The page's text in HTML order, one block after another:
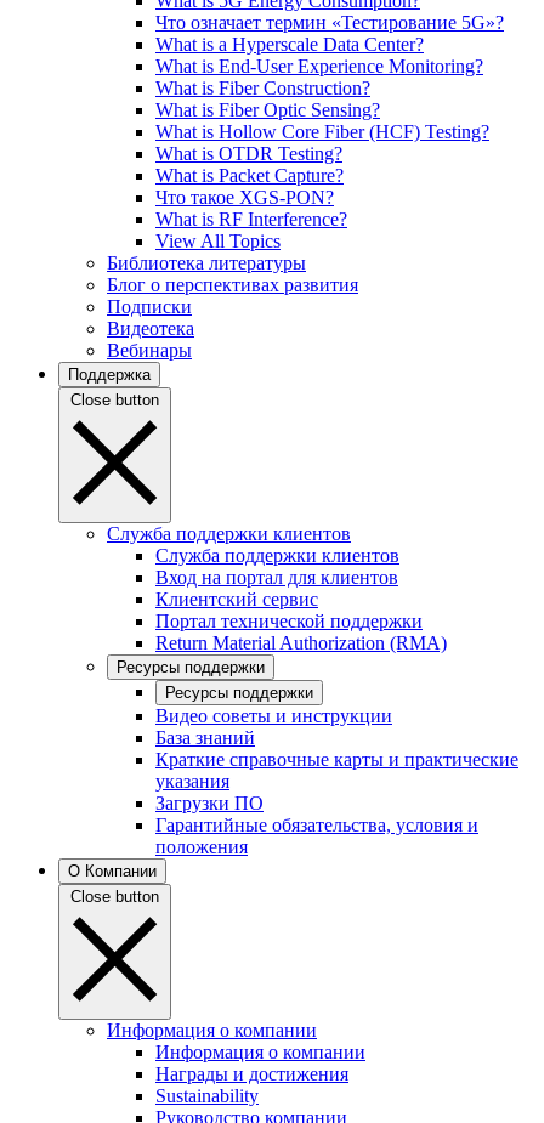
Что означает термин «Тестирование 5G»?
What is a Hyperscale Data Center?
What is End-User Experience Monitoring?
What is Fiber Construction?
What is Fiber Optic Sensing?
What is Hollow Core Fiber (HCF) Testing?
What is OTDR Testing?
What is Packet Capture?
Что такое XGS-PON?
What is RF Interference?
View All Topics
Библиотека литературы
Блог о перспективах развития
Подписки
Видеотека
Вебинары
Поддержка
Close button
Служба поддержки клиентов
Служба поддержки клиентов
Вход на портал для клиентов
Клиентский сервис
Портал технической поддержки
Return Material Authorization (RMA)
Ресурсы поддержки
Ресурсы поддержки
Видео советы и инструкции
База знаний
Краткие справочные карты и практические
указания
Загрузки ПО
Гарантийные обязательства, условия и
положения
О Компании
Close button
Информация о компании
Информация о компании
Награды и достижения
Sustainability
Руководство компании